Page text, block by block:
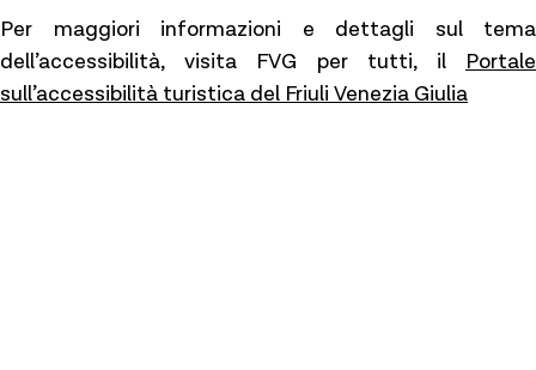
Per maggiori informazioni e dettagli sul tema
dell’accessibilità, visita FVG per tutti, il Portale
sull’accessibilità turistica del Friuli Venezia Giulia